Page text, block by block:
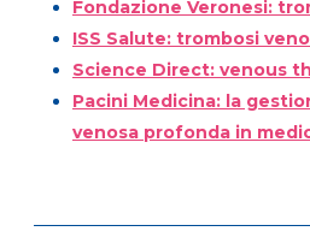
Fondazione Veronesi:
ISS Salute: trombosi
Science Direct: venous
Pacini Medicina: la
venosa profonda in